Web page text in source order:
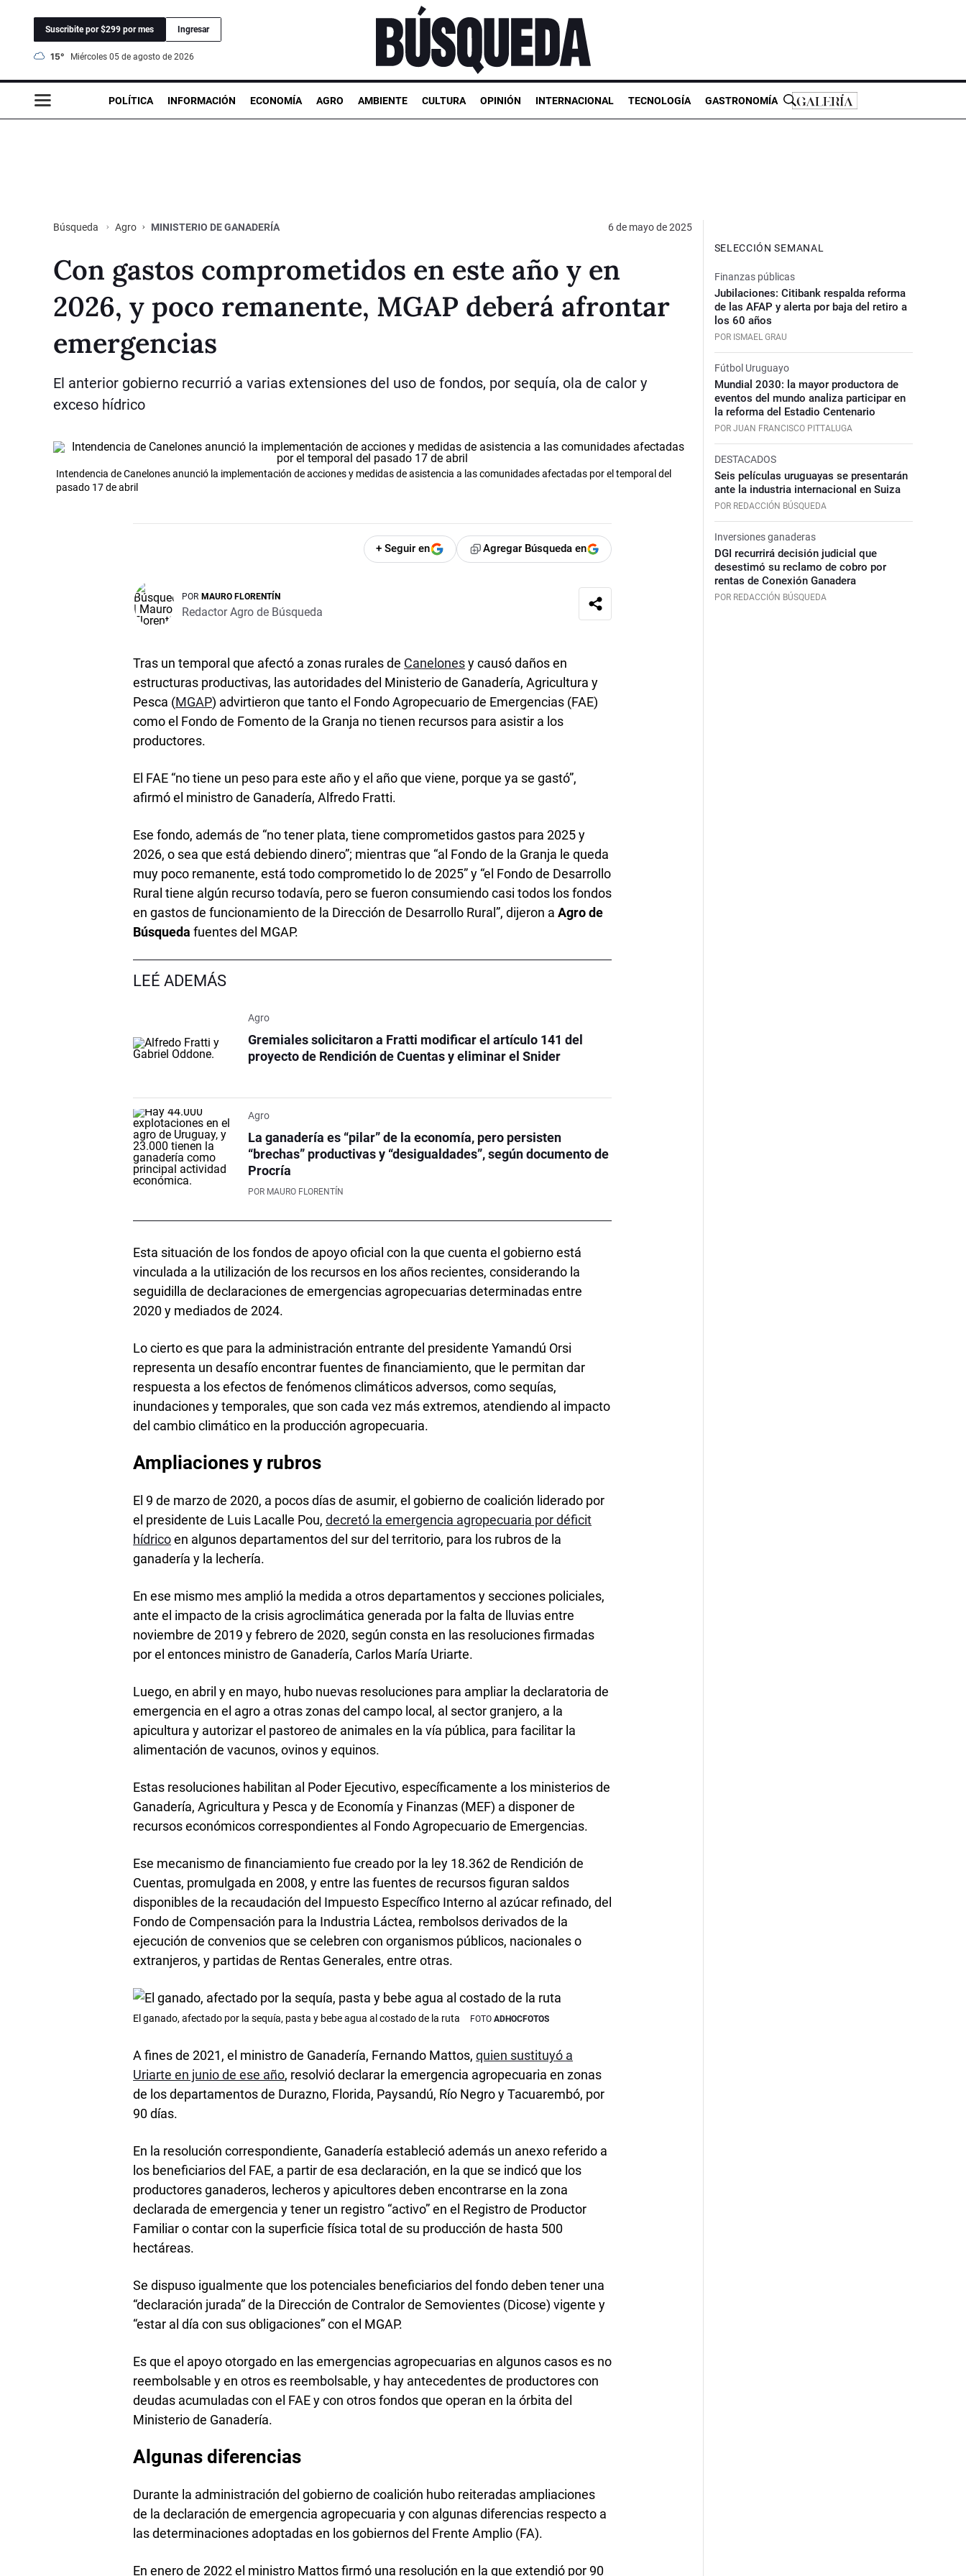
Suscribite por $299 por mes Ingresar
15° miércoles 05 de agosto de 2026
POLÍTICA INFORMACIÓN ECONOMÍA AGRO AMBIENTE CULTURA OPINIÓN INTERNACIONAL TECNOLOGÍA GASTRONOMÍA
Búsqueda Agro MINISTERIO DE GANADERÍA 6 de mayo de 2025
Con gastos comprometidos en este año y en
2026, y poco remanente, MGAP deberá afrontar
emergencias
El anterior gobierno recurrió a varias extensiones del uso de fondos, por sequía, ola de calor y
exceso hídrico
Intendencia de Canelones anunció la implementación de acciones y medidas de asistencia a las comunidades afectadas por el temporal del
pasado 17 de abril
+ Seguir en Agregar Búsqueda en
POR MAURO FLORENTÍN
Redactor Agro de Búsqueda
Tras un temporal que afectó a zonas rurales de Canelonesy causó daños en
estructuras productivas, las autoridades del Ministerio de Ganadería, Agricultura y
Pesca (MGAP) advirtieron que tanto el Fondo Agropecuario de Emergencias (FAE)
como el Fondo de Fomento de la Granja no tienen recursos para asistir a los
productores.
El FAE “no tiene un peso para este año y el año que viene, porque ya se gastó”,
afirmó el ministro de Ganadería, Alfredo Fratti.
Ese fondo, además de “no tener plata, tiene comprometidos gastos para 2025 y
2026, o sea que está debiendo dinero”; mientras que “al Fondo de la Granja le queda
muy poco remanente, está todo comprometido lo de 2025” y “el Fondo de Desarrollo
Rural tiene algún recurso todavía, pero se fueron consumiendo casi todos los fondos
en gastos de funcionamiento de la Dirección de Desarrollo Rural”, dijeron aAgro de
Búsqueda fuentes del MGAP.
LEÉ ADEMÁS
Agro
Gremiales solicitaron a Fratti modificar el artículo 141 del
proyecto de Rendición de Cuentas y eliminar el Snider
Agro
La ganadería es “pilar” de la economía, pero persisten
“brechas” productivas y “desigualdades”, según documento de
Procría
POR MAURO FLORENTÍN
Esta situación de los fondos de apoyo oficial con la que cuenta el gobierno está
vinculada a la utilización de los recursos en los años recientes, considerando la
seguidilla de declaraciones de emergencias agropecuarias determinadas entre
2020 y mediados de 2024.
Lo cierto es que para la administración entrante del presidente Yamandú Orsi
representa un desafío encontrar fuentes de financiamiento, que le permitan dar
respuesta a los efectos de fenómenos climáticos adversos, como sequías,
inundaciones y temporales, que son cada vez más extremos, atendiendo al impacto
del cambio climático en la producción agropecuaria.
Ampliaciones y rubros
El 9 de marzo de 2020, a pocos días de asumir, el gobierno de coalición liderado por
el presidente de Luis Lacalle Pou,decretó la emergencia agropecuaria por déficit
hídricoen algunos departamentos del sur del territorio, para los rubros de la
ganadería y la lechería.
En ese mismo mes amplió la medida a otros departamentos y secciones policiales,
ante el impacto de la crisis agroclimática generada por la falta de lluvias entre
noviembre de 2019 y febrero de 2020, según consta en las resoluciones firmadas
por el entonces ministro de Ganadería, Carlos María Uriarte.
Luego, en abril y en mayo, hubo nuevas resoluciones para ampliar la declaratoria de
emergencia en el agro a otras zonas del campo local, al sector granjero, a la
apicultura y autorizar el pastoreo de animales en la vía pública, para facilitar la
alimentación de vacunos, ovinos y equinos.
Estas resoluciones habilitan al Poder Ejecutivo, específicamente a los ministerios de
Ganadería, Agricultura y Pesca y de Economía y Finanzas (MEF) a disponer de
recursos económicos correspondientes al Fondo Agropecuario de Emergencias.
Ese mecanismo de financiamiento fue creado por la ley 18.362 de Rendición de
Cuentas, promulgada en 2008, y entre las fuentes de recursos figuran saldos
disponibles de la recaudación del Impuesto Específico Interno al azúcar refinado, del
Fondo de Compensación para la Industria Láctea, rembolsos derivados de la
ejecución de convenios que se celebren con organismos públicos, nacionales o
extranjeros, y partidas de Rentas Generales, entre otras.
El ganado, afectado por la sequía, pasta y bebe agua al costado de la ruta ADHOCFOTOS
A fines de 2021, el ministro de Ganadería, Fernando Mattos,quien sustituyó a
Uriarte en junio de ese año, resolvió declarar la emergencia agropecuaria en zonas
de los departamentos de Durazno, Florida, Paysandú, Río Negro y Tacuarembó, por
90 días.
En la resolución correspondiente, Ganadería estableció además un anexo referido a
los beneficiarios del FAE, a partir de esa declaración, en la que se indicó que los
productores ganaderos, lecheros y apicultores deben encontrarse en la zona
declarada de emergencia y tener un registro “activo” en el Registro de Productor
Familiar o contar con la superficie física total de su producción de hasta 500
hectáreas.
Se dispuso igualmente que los potenciales beneficiarios del fondo deben tener una
“declaración jurada” de la Dirección de Contralor de Semovientes (Dicose) vigente y
“estar al día con sus obligaciones” con el MGAP.
Es que el apoyo otorgado en las emergencias agropecuarias en algunos casos es no
reembolsable y en otros es reembolsable, y hay antecedentes de productores con
deudas acumuladas con el FAE y con otros fondos que operan en la órbita del
Ministerio de Ganadería.
Algunas diferencias
Durante la administración del gobierno de coalición hubo reiteradas ampliaciones
de la declaración de emergencia agropecuaria y con algunas diferencias respecto a
las determinaciones adoptadas en los gobiernos del Frente Amplio (FA).
En enero de 2022 el ministro Mattos firmó una resolución en la que extendió por 90
SELECCIÓN SEMANAL
Finanzas públicas
Jubilaciones: Citibank respalda reforma
de las AFAP y alerta por baja del retiro a
los 60 años
POR ISMAEL GRAU
Fútbol Uruguayo
Mundial 2030: la mayor productora de
eventos del mundo analiza participar en
la reforma del Estadio Centenario
POR JUAN FRANCISCO PITTALUGA
DESTACADOS
Seis películas uruguayas se presentarán
ante la industria internacional en Suiza
POR REDACCIÓN BÚSQUEDA
Inversiones ganaderas
DGI recurrirá decisión judicial que
desestimó su reclamo de cobro por
rentas de Conexión Ganadera
POR REDACCIÓN BÚSQUEDA